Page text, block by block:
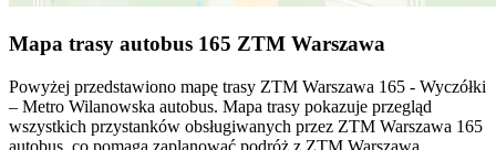
Mapa trasy autobus 165 ZTM Warszawa
Powyżej przedstawiono mapę trasy ZTM Warszawa 165 - Wyczółki
– Metro Wilanowska autobus. Mapa trasy pokazuje przegląd
wszystkich przystanków obsługiwanych przez ZTM Warszawa 165
autobus, co pomaga zaplanować podróż z ZTM Warszawa.